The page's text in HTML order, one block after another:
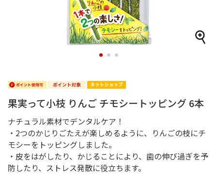
1 2 3
果実って小枝 りんご チモシートッピング 6本
ナチュラル素材でデンタルケア！
・2つのかじりごたえが楽しめるように、りんごの枝にチ
モシーをトッピングしました。
・皮をはがしたり、かじることにより、歯の伸び過ぎを予
防したり、ストレス発散に役立ちます。